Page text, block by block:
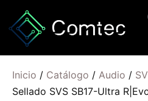
Inicio / Catálogo / Audio /
Sellado SVS SB17-Ultra